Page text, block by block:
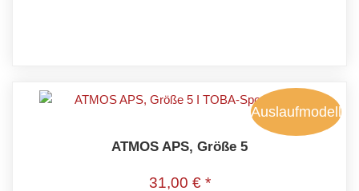
Auslaufmodell
ATMOS APS, Größe 5
31,00 € *